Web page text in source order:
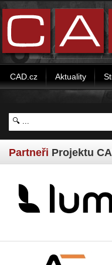
CAD.cz Aktuality
Partneři Projektu